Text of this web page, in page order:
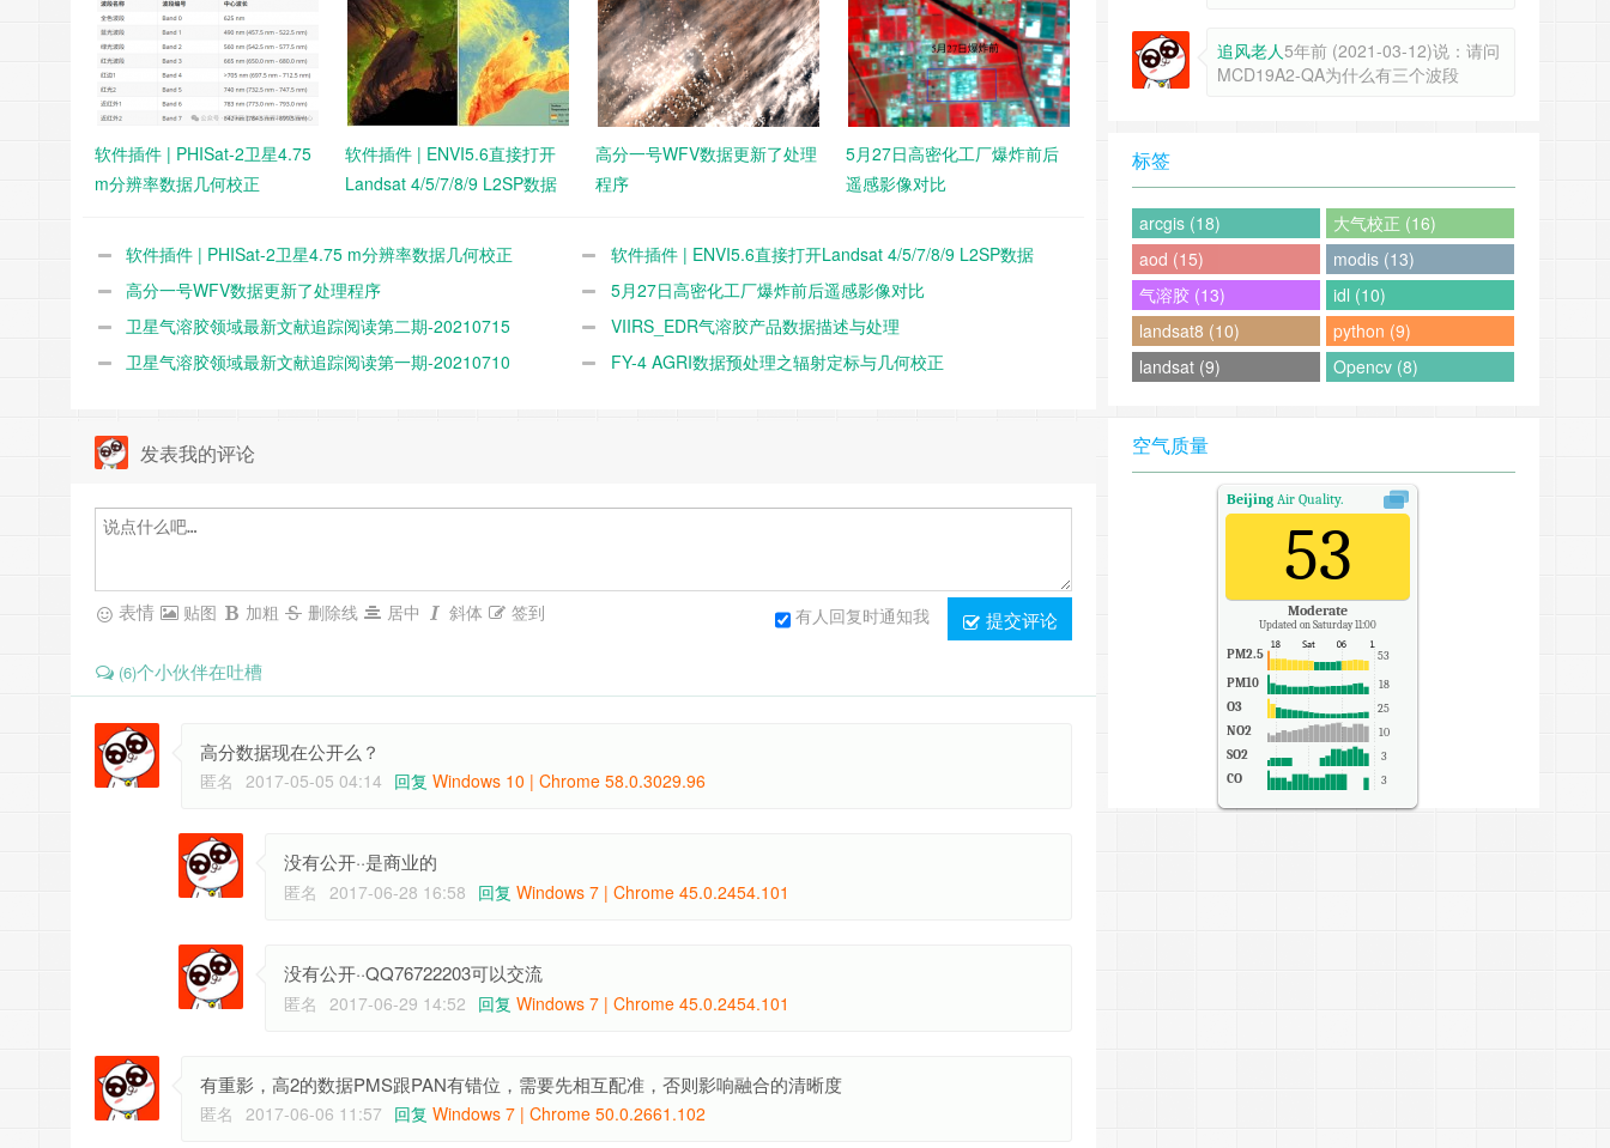
软件插件 | PHISat-2卫星4.75
m分辨率数据几何校正
软件插件 | ENVI5.6直接打开
Landsat 4/5/7/8/9 L2SP数据
高分一号WFV数据更新了处理
程序
5月27日高密化工厂爆炸前后
遥感影像对比
软件插件 | PHISat-2卫星4.75 m分辨率数据几何校正
软件插件 | ENVI5.6直接打开Landsat 4/5/7/8/9 L2SP数据
高分一号WFV数据更新了处理程序
5月27日高密化工厂爆炸前后遥感影像对比
卫星气溶胶领域最新文献追踪阅读第二期-20210715
VIIRS_EDR气溶胶产品数据描述与处理
卫星气溶胶领域最新文献追踪阅读第一期-20210710
FY-4 AGRI数据预处理之辐射定标与几何校正
发表我的评论
提交评论
有人回复时通知我
表情 贴图 加粗 删除线 居中 斜体 签到
(6)个小伙伴在吐槽
高分数据现在公开么？
匿名 2017-05-05 04:14 回复 Windows 10 | Chrome 58.0.3029.96
没有公开··是商业的
匿名 2017-06-28 16:58 回复 Windows 7 | Chrome 45.0.2454.101
没有公开··QQ76722203可以交流
匿名 2017-06-29 14:52 回复 Windows 7 | Chrome 45.0.2454.101
有重影，高2的数据PMS跟PAN有错位，需要先相互配准，否则影响融合的清晰度
匿名 2017-06-06 11:57 回复 Windows 7 | Chrome 50.0.2661.102
追风老人5年前 (2021-03-12)说：请问
MCD19A2-QA为什么有三个波段
标签
arcgis (18)
大气校正 (16)
aod (15)
modis (13)
气溶胶 (13)
idl (10)
landsat8 (10)
python (9)
landsat (9)
Opencv (8)
空气质量
Beijing Air Quality.
53
Moderate
Updated on Saturday 11:00
PM2.5 53
PM10 18
O3 25
NO2 10
SO2 3
CO 3